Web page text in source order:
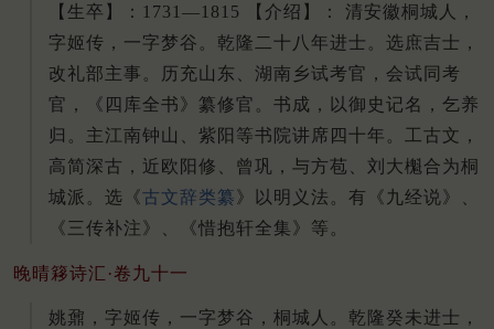
【生卒】：1731—1815 【介绍】： 清安徽桐城人，
字姬传，一字梦谷。乾隆二十八年进士。选庶吉士，
改礼部主事。历充山东、湖南乡试考官，会试同考
官，《四库全书》纂修官。书成，以御史记名，乞养
归。主江南钟山、紫阳等书院讲席四十年。工古文，
高简深古，近欧阳修、曾巩，与方苞、刘大櫆合为桐
城派。选《古文辞类纂》以明义法。有《九经说》、
《三传补注》、《惜抱轩全集》等。
晚晴簃诗汇·卷九十一
姚鼐，字姬传，一字梦谷，桐城人。乾隆癸未进士，